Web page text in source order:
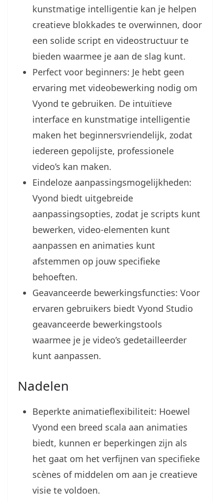
kunstmatige intelligentie kan je helpen
creatieve blokkades te overwinnen, door
een solide script en videostructuur te
bieden waarmee je aan de slag kunt.
Perfect voor beginners: Je hebt geen
ervaring met videobewerking nodig om
Vyond te gebruiken. De intuïtieve
interface en kunstmatige intelligentie
maken het beginnersvriendelijk, zodat
iedereen gepolijste, professionele
video’s kan maken.
Eindeloze aanpassingsmogelijkheden:
Vyond biedt uitgebreide
aanpassingsopties, zodat je scripts kunt
bewerken, video-elementen kunt
aanpassen en animaties kunt
afstemmen op jouw specifieke
behoeften.
Geavanceerde bewerkingsfuncties: Voor
ervaren gebruikers biedt Vyond Studio
geavanceerde bewerkingstools
waarmee je je video’s gedetailleerder
kunt aanpassen.
Nadelen
Beperkte animatieflexibiliteit: Hoewel
Vyond een breed scala aan animaties
biedt, kunnen er beperkingen zijn als
het gaat om het verfijnen van specifieke
scènes of middelen om aan je creatieve
visie te voldoen.